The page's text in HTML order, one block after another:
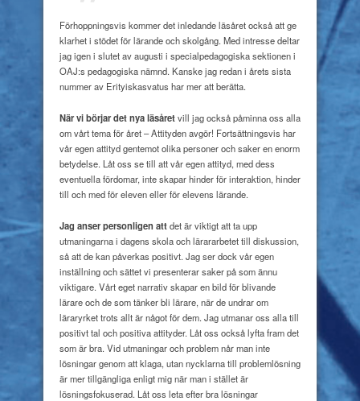
Förhoppningsvis kommer det inledande läsåret också att ge
klarhet i stödet för lärande och skolgång. Med intresse deltar
jag igen i slutet av augusti i specialpedagogiska sektionen i
OAJ:s pedagogiska nämnd. Kanske jag redan i årets sista
nummer av Erityiskasvatus har mer att berätta.
När vi börjar det nya läsåretvill jag också påminna oss alla
om vårt tema för året – Attityden avgör! Fortsättningsvis har
vår egen attityd gentemot olika personer och saker en enorm
betydelse. Låt oss se till att vår egen attityd, med dess
eventuella fördomar, inte skapar hinder för interaktion, hinder
till och med för eleven eller för elevens lärande.
Jag anser personligen attdet är viktigt att ta upp
utmaningarna i dagens skola och lärararbetet till diskussion,
så att de kan påverkas positivt. Jag ser dock vår egen
inställning och sättet vi presenterar saker på som ännu
viktigare. Vårt eget narrativ skapar en bild för blivande
lärare och de som tänker bli lärare, när de undrar om
läraryrket trots allt är något för dem. Jag utmanar oss alla till
positivt tal och positiva attityder. Låt oss också lyfta fram det
som är bra. Vid utmaningar och problem når man inte
lösningar genom att klaga, utan nycklarna till problemlösning
är mer tillgängliga enligt mig när man i stället är
lösningsfokuserad. Låt oss leta efter bra lösningar